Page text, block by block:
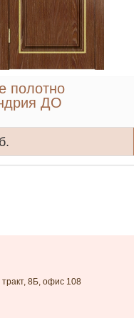
полотно
ДО
тракт, 8Б, офис 108